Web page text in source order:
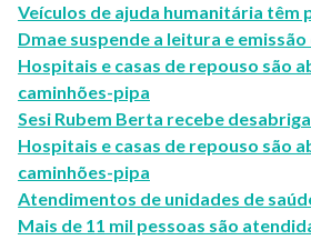
Veículos de ajuda humanitária têm
Dmae suspende a leitura e
Hospitais e casas de repouso são
caminhões-pipa
Sesi Rubem Berta recebe
Hospitais e casas de repouso são
caminhões-pipa
Atendimentos de unidades de
Mais de 11 mil pessoas são